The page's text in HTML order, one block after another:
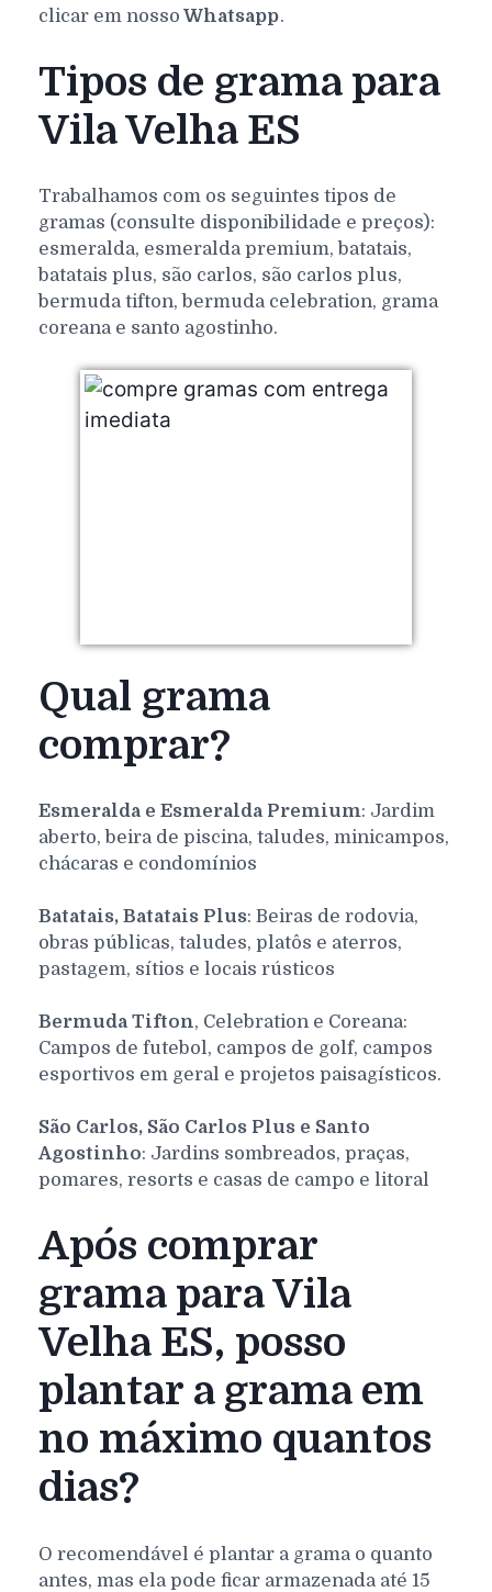
clicar em nosso Whatsapp.
Tipos de grama para
Vila Velha ES
Trabalhamos com os seguintes tipos de
gramas (consulte disponibilidade e preços):
esmeralda, esmeralda premium, batatais,
batatais plus, são carlos, são carlos plus,
bermuda tifton, bermuda celebration, grama
coreana e santo agostinho.
Qual grama
comprar?
Esmeralda e Esmeralda Premium: Jardim
aberto, beira de piscina, taludes, minicampos,
chácaras e condomínios
Batatais, Batatais Plus: Beiras de rodovia,
obras públicas, taludes, platôs e aterros,
pastagem, sítios e locais rústicos
Bermuda Tifton, Celebration e Coreana:
Campos de futebol, campos de golf, campos
esportivos em geral e projetos paisagísticos.
São Carlos, São Carlos Plus e Santo
Agostinho: Jardins sombreados, praças,
pomares, resorts e casas de campo e litoral
Após comprar
grama para Vila
Velha ES, posso
plantar a grama em
no máximo quantos
dias?
O recomendável é plantar a grama o quanto
antes, mas ela pode ficar armazenada até 15